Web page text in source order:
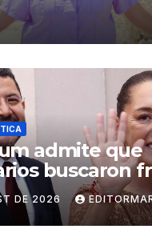
admite que
buscaron
Batres a la
DE 2026